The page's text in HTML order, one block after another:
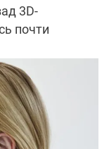
3D-
почти
лицо
носа